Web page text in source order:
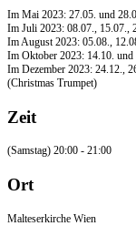
Im Mai 2023: 27.05. und
Im Juli 2023: 08.07., 15.07.,
Im August 2023: 05.08.,
Im Oktober 2023: 14.10.
Im Dezember 2023: 24.12.,
(Christmas Trumpet)
Zeit
(Samstag) 20:00 - 21:00
Ort
Malteserkirche Wien